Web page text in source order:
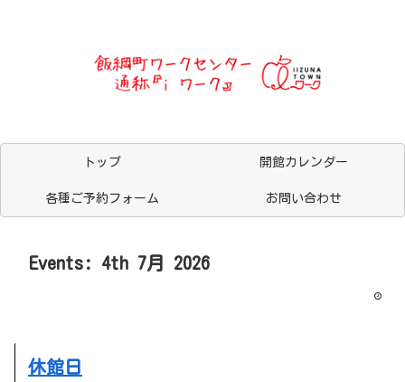
トップ 開館カレンダー
各種ご予約フォーム お問い合わせ
Events: 4th 7月 2026
休館日